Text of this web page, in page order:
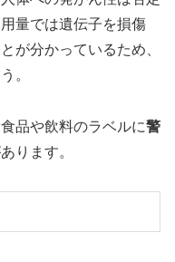
量では遺伝子を損傷
が分かっているため、
。
品や飲料のラベルに警
ります。